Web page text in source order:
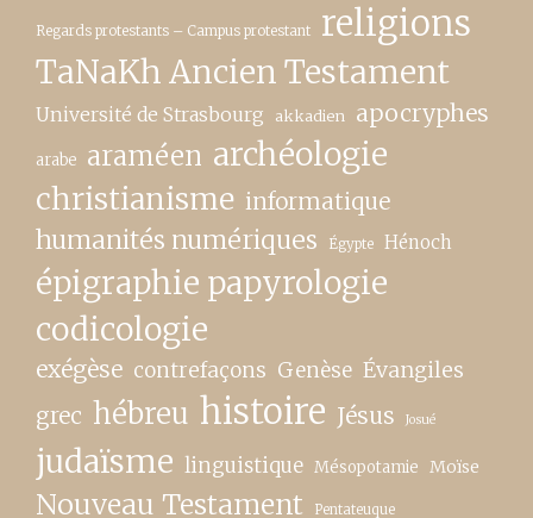
Regards protestants – Campus protestant religions
TaNaKh Ancien Testament
Université de Strasbourg akkadien apocryphes
arabe araméen archéologie
christianisme informatique
humanités numériques Égypte Hénoch
épigraphie papyrologie
codicologie
exégèse contrefaçons Genèse Évangiles
grec hébreu histoire Jésus Josué
judaïsme linguistique Mésopotamie Moïse
Nouveau Testament Pentateuque